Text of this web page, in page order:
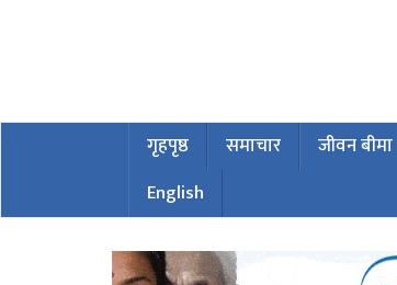
गृहपृष्ठ समाचार जीवन बीमा
English